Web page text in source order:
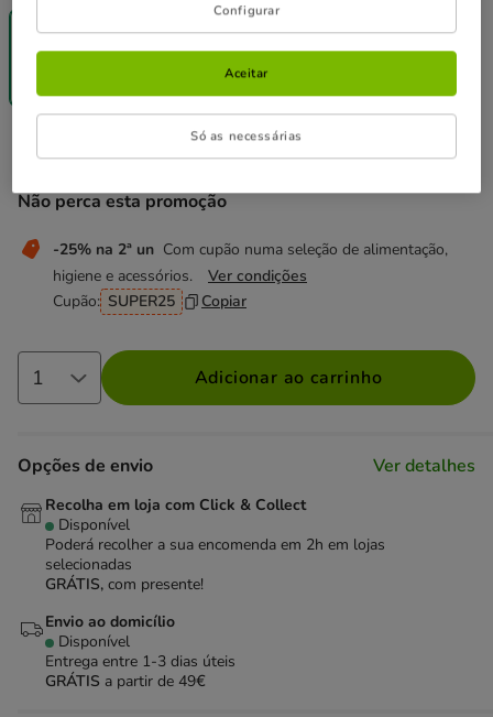
30 uds.
un.
(0.17€ / un)
Não perca esta promoção
-25% na 2ª un Com cupão numa seleção de alimentação,
higiene e acessórios.
Ver condições
Cupão: SUPER25 Copiar
Preço 4.99€, 0.17 EUR por un
4.99€
Adicionar ao carrinho
Opções de envio Ver detalhes
Recolha em loja com Click & Collect
Disponível
Poderá recolher a sua encomenda em 2h em lojas
selecionadas
GRÁTIS, com presente!
Envio ao domicílio
Disponível
Entrega entre 1-3 dias úteis
GRÁTIS a partir de 49€
Configurar
Só as necessárias
Aceitar